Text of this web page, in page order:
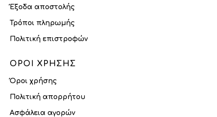
Έξοδα αποστολής
Τρόποι πληρωμής
Πολιτική επιστροφών
ΌΡΟΙ ΧΡΉΣΗΣ
Όροι χρήσης
Πολιτική απορρήτου
Ασφάλεια αγορών